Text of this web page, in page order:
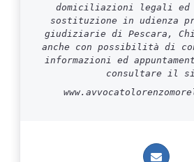
domiciliazioni legali
sostituzione in udienza
giudiziarie di Pescara,
anche con possibilità di
informazioni ed
consultare il